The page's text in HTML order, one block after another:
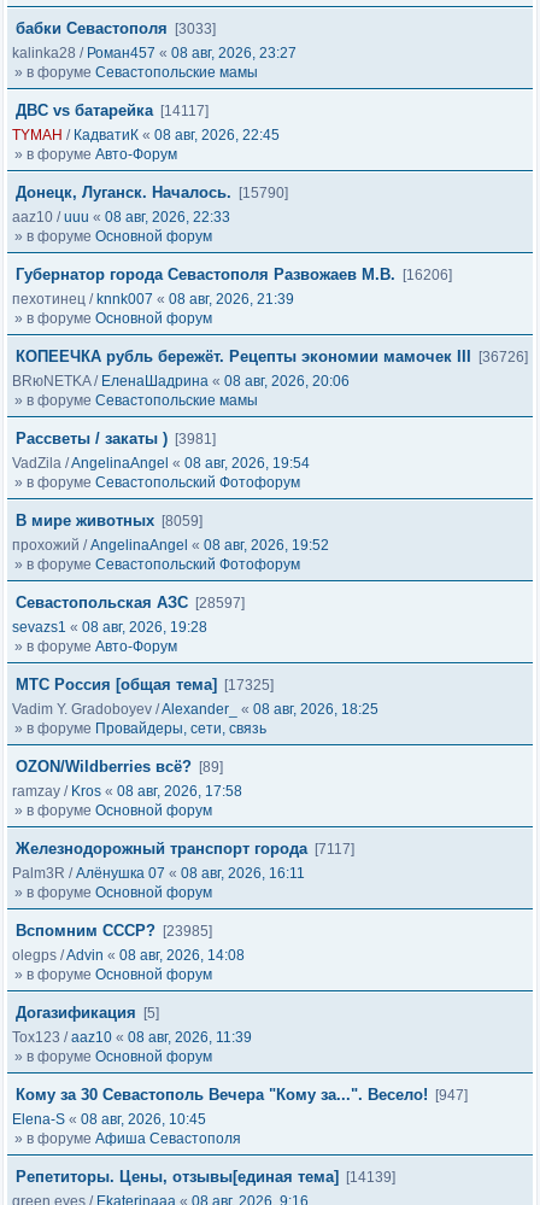
бабки Севастополя
[3033]
kalinka28 / Роман457 « 08 авг, 2026, 23:27
» в форуме Севастопольские мамы
ДВС vs батарейка [14117]
TYMAH / КадватиК « 08 авг, 2026, 22:45
» в форуме Авто-Форум
Донецк, Луганск. Началось.
[15790]
aaz10 /uuu « 08 авг, 2026, 22:33
» в форуме Основной форум
Губернатор города Севастополя Развожаев М.В.
[16206]
пехотинец / knnk007 « 08 авг, 2026, 21:39
» в форуме Основной форум
КОПЕЕЧКА рубль бережёт. Рецепты экономии мамочек III
[36726]
BRюNETKA/ ЕленаШадрина « 08 авг, 2026, 20:06
» в форуме Севастопольские мамы
Рассветы / закаты ) [3981]
VadZila /AngelinaAngel « 08 авг, 2026, 19:54
» в форуме Севастопольский Фотофорум
В мире животных [8059]
прохожий /AngelinaAngel « 08 авг, 2026, 19:52
» в форуме Севастопольский Фотофорум
Севастопольская АЗС [28597]
sevazs1 « 08 авг, 2026, 19:28
» в форуме Авто-Форум
МТС Россия [общая тема]
[17325]
Vadim Y. Gradoboyev /Alexander_ « 08 авг, 2026, 18:25
» в форуме Провайдеры, сети, связь
OZON/Wildberries всё? [89]
ramzay / Kros « 08 авг, 2026, 17:58
» в форуме Основной форум
Железнодорожный транспорт города [7117]
Palm3R /Алёнушка 07 « 08 авг, 2026, 16:11
» в форуме Основной форум
Вспомним СССР? [23985]
olegps /Advin « 08 авг, 2026, 14:08
» в форуме Основной форум
Догазификация
[5]
Tox123 /aaz10 « 08 авг, 2026, 11:39
» в форуме Основной форум
Кому за 30 Севастополь Вечера "Кому за...". Весело!
[947]
Elena-S « 08 авг, 2026, 10:45
» в форуме Афиша Севастополя
Репетиторы. Цены, отзывы[единая тема]
[14139]
green eyes / Ekaterinaaa « 08 авг, 2026, 9:16